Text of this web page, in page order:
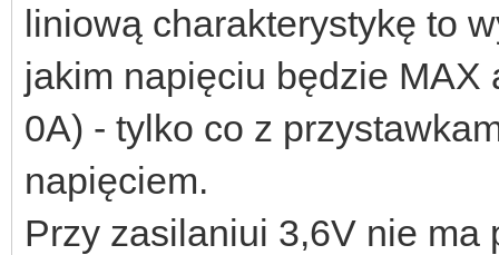
liniową charakterystykę to
jakim napięciu będzie MAX
0A) - tylko co z
napięciem.
Przy zasilaniui 3,6V nie ma